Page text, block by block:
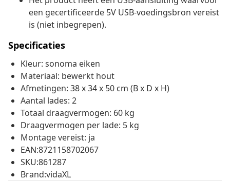
een gecertificeerde 5V USB-voedingsbron vereist
is (niet inbegrepen).
Specificaties
Kleur: sonoma eiken
Materiaal: bewerkt hout
Afmetingen: 38 x 34 x 50 cm (B x D x H)
Aantal lades: 2
Totaal draagvermogen: 60 kg
Draagvermogen per lade: 5 kg
Montage vereist: ja
EAN:8721158702067
SKU:861287
Brand:vidaXL